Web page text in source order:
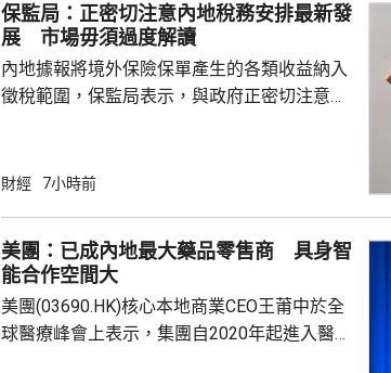
保監局：正密切注意內地稅務安排最新發
展 市場毋須過度解讀
內地據報將境外保險保單產生的各類收益納入
徵稅範圍，保監局表示，與政府正密切注意內
境外投資收益必須依法申報及繳稅的要求一直
貨幣選擇、環球資產配置、人生規劃、財富傳
承等專業服務，相信對內地客戶有一定吸引
力。 香港保險業聯會表示，截至目前為...
財經 7小時前
美團：已成內地最大藥品零售商 具身智
能合作空間大
美團(03690.HK)核心本地商業CEO王莆中於全
球醫療峰會上表示，集團自2020年起進入醫療